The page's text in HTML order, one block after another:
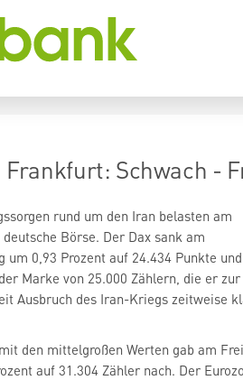
Schwach -
rund um den Iran belasten am
Börse. Der Dax sank am
um 0,93 Prozent auf 24.434 Punkte
Marke von 25.000 Zählern, die er
Ausbruch des Iran-Kriegs zeitweise
mit den mittelgroßen Werten gab am
auf 31.304 Zähler nach. Der